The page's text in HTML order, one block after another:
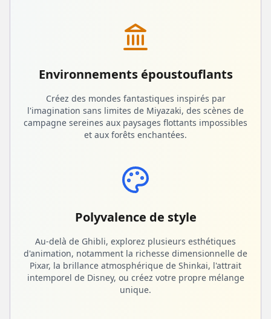
Environnements époustouflants
Créez des mondes fantastiques inspirés par
l'imagination sans limites de Miyazaki, des scènes de
campagne sereines aux paysages flottants impossibles
et aux forêts enchantées.
Polyvalence de style
Au-delà de Ghibli, explorez plusieurs esthétiques
d'animation, notamment la richesse dimensionnelle de
Pixar, la brillance atmosphérique de Shinkai, l'attrait
intemporel de Disney, ou créez votre propre mélange
unique.